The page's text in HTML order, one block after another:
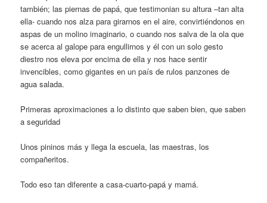
también; las piernas de papá, que testimonian su altura –tan alta
ella- cuando nos alza para girarnos en el aire, convirtiéndonos en
aspas de un molino imaginario, o cuando nos salva de la ola que
se acerca al galope para engullirnos y él con un solo gesto
diestro nos eleva por encima de ella y nos hace sentir
invencibles, como gigantes en un país de rulos panzones de
agua salada.
Primeras aproximaciones a lo distinto que saben bien, que saben
a seguridad
Unos pininos más y llega la escuela, las maestras, los
compañeritos.
Todo eso tan diferente a casa-cuarto-papá y mamá.